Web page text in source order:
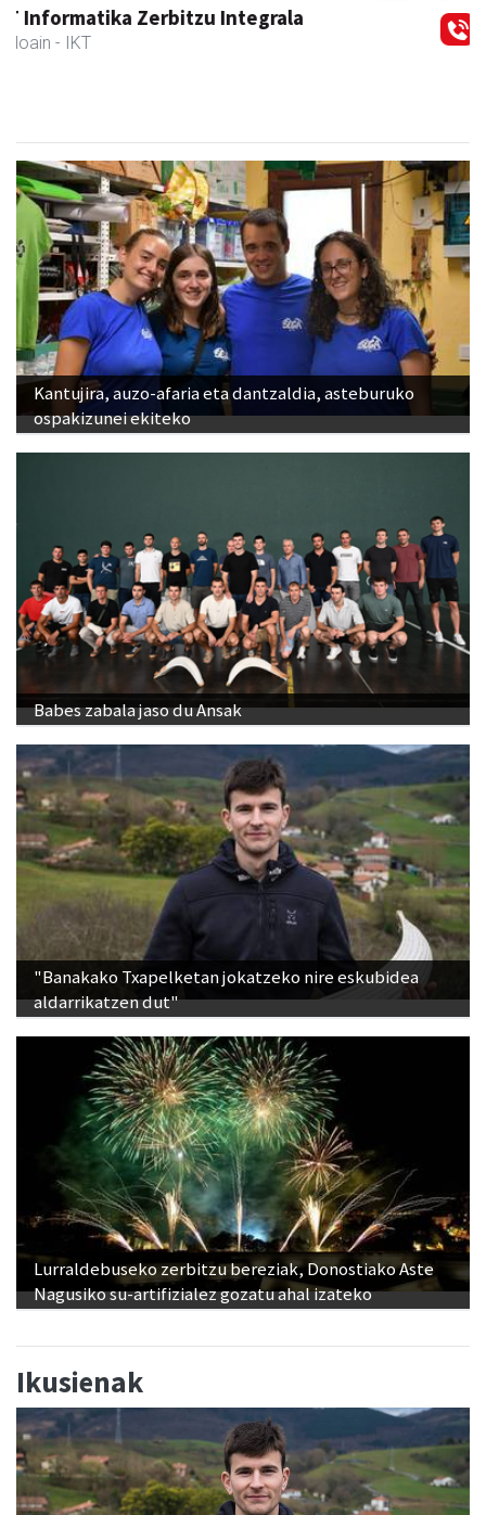
Keinu euskal jantziak
Andoain - Arropa-dendak
Kantujira, auzo-afaria eta dantzaldia, asteburuko
ospakizunei ekiteko
Babes zabala jaso du Ansak
"Banakako Txapelketan jokatzeko nire eskubidea
aldarrikatzen dut"
Lurraldebuseko zerbitzu bereziak, Donostiako Aste
Nagusiko su-artifizialez gozatu ahal izateko
Ikusienak